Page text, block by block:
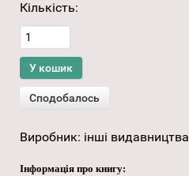
Кількість:
Виробник: інші видавництва
Інформація про книгу: